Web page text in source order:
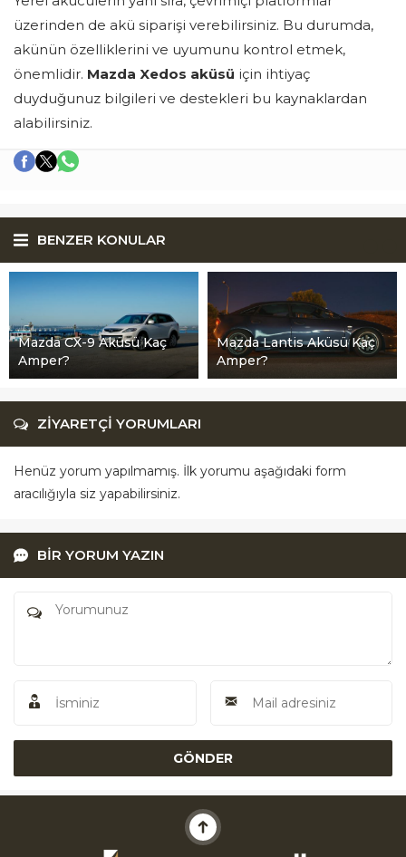
üzerinden de akü siparişi verebilirsiniz. Bu durumda,
akünün özelliklerini ve uyumunu kontrol etmek,
önemlidir. Mazda Xedos aküsü için ihtiyaç
duyduğunuz bilgileri ve destekleri bu kaynaklardan
alabilirsiniz.
BENZER KONULAR
Mazda CX-9 Aküsü Kaç
Amper?
Mazda Lantis Aküsü Kaç
Amper?
ZİYARETÇİ YORUMLARI
Henüz yorum yapılmamış. İlk yorumu aşağıdaki form
aracılığıyla siz yapabilirsiniz.
BİR YORUM YAZIN